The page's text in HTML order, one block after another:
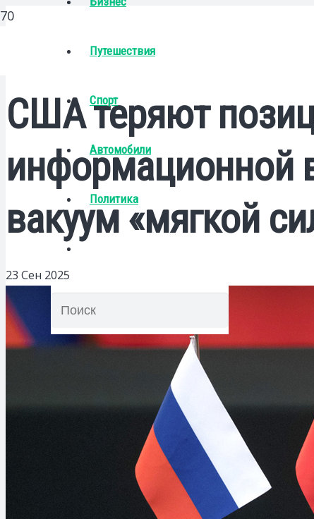
Путешествия
Спорт
Автомобили
Политика
США теряют
информационной
вакуум «мягкой
23 Сен 2025